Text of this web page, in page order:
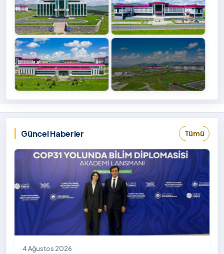
İçin
Tıklayınız
Güncel Haberler Tümü
4 Ağustos 2026